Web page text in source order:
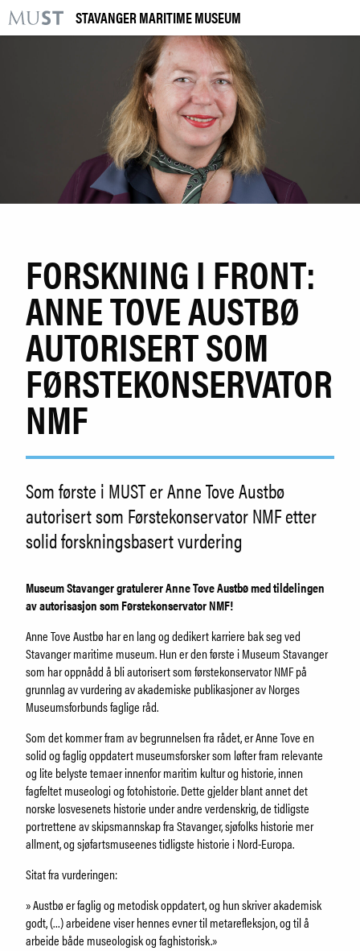
KR
M
BESØK OSS
UTSTILLINGER
ARRANGEMENTER
LÆRING
Kjøp billett og årskort
Bygg og samling
Museumsfartøyene
Kafé og butikk
Ansatte
SØK
STAVANGER MARITIME MUSEUM
FORSKNING I FRONT:
ANNE TOVE AUSTBØ
AUTORISERT SOM
FØRSTEKONSERVATOR
NMF
Som første i MUST er Anne Tove Austbø
autorisert som Førstekonservator NMF etter
solid forskningsbasert vurdering
Museum Stavangergratulerer Anne Tove Austbø med tildelingen
av autorisasjon som Førstekonservator NMF!
Anne Tove Austbø har en lang og dedikert karriere bak seg ved
Stavanger maritime museum. Hun er den første i Museum Stavanger
som har oppnådd å bli autorisert som førstekonservator NMF på
grunnlag av vurdering av akademiske publikasjoner av Norges
Museumsforbunds faglige råd.
Som det kommer fram av begrunnelsen fra rådet, er Anne Tove en
solid og faglig oppdatert museumsforsker som løfter fram relevante
og lite belyste temaer innenfor maritim kultur og historie, innen
fagfeltet museologi og fotohistorie. Dette gjelder blant annet det
norske losvesenets historie under andre verdenskrig, de tidligste
portrettene av skipsmannskap fra Stavanger, sjøfolks historie mer
allment, og sjøfartsmuseenes tidligste historie i Nord-Europa.
Sitat fra vurderingen:
» Austbø er faglig og metodisk oppdatert, og hun skriver akademisk
godt, (…) arbeidene viser hennes evner til metarefleksjon, og til å
arbeide både museologisk og faghistorisk.»